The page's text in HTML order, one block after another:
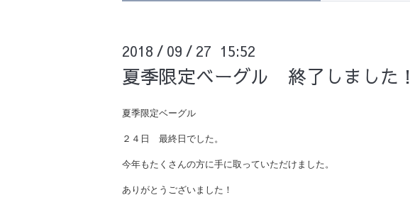
2018 / 09 / 27 15:52
夏季限定ベーグル 終了しました！
夏季限定ベーグル
２４日 最終日でした。
今年もたくさんの方に手に取っていただけました。
ありがとうございました！